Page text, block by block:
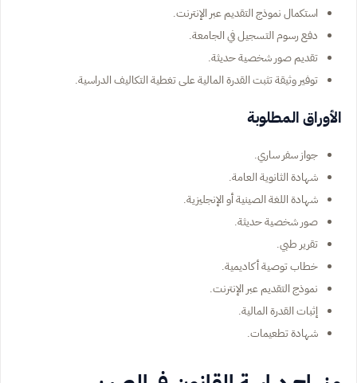
استكمال نموذج التقديم عبر الإنترنت.
دفع رسوم التسجيل في الجامعة.
تقديم صور شخصية حديثة.
توفير وثيقة تثبت القدرة المالية على تغطية التكاليف الدراسية.
الأوراق المطلوبة
جواز سفر ساري.
شهادة الثانوية العامة.
شهادة اللغة الصينية أو الإنجليزية.
صور شخصية حديثة.
تقرير طبي.
خطاب توصية أكاديمية.
نموذج التقديم عبر الإنترنت.
إثبات القدرة المالية.
شهادة تطعيمات.